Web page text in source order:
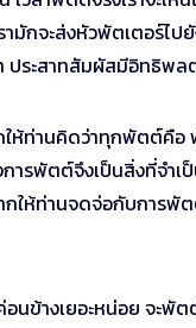
กจะส่งหัวพัตเตอร์ไป
ประสาทสัมผัสมีอิทธิพ
ให้ท่านคิดว่าทุกพัตต์
พัตต์จึงเป็นสิ่งที่จำเป็
กให้ท่านจดจ่อกับการ
ข้างเยอะหน่อย จะพั